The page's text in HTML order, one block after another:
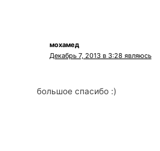
мохамед
Декабрь 7, 2013 в 3:28 являюсь
большое спасибо :)